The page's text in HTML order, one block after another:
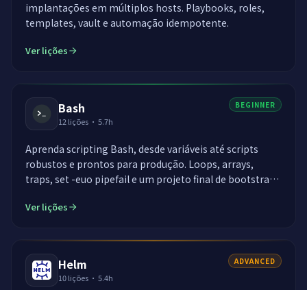
implantações em múltiplos hosts. Playbooks, roles,
templates, vault e automação idempotente.
Ver lições
Bash
12 lições · 5.7h
BEGINNER
Aprenda scripting Bash, desde variáveis até scripts
robustos e prontos para produção. Loops, arrays,
traps, set -euo pipefail e um projeto final de bootstrap
Ver lições
Helm
10lições · 5.4h
ADVANCED